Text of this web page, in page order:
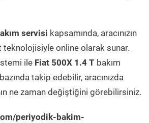
servisi kapsamında, aracınızın
teknolojisiyle online olarak sunar.
ile Fiat 500X 1.4 T bakım
takip edebilir, aracınızda
ne zaman değiştiğini görebilirsiniz.
periyodik-bakim-